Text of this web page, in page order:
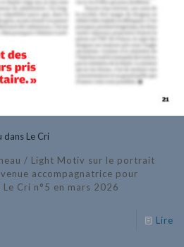
dans Le Cri
/ Light Motiv sur le portrait
accompagnatrice pour
Cri n°5 en mars 2026
Lire